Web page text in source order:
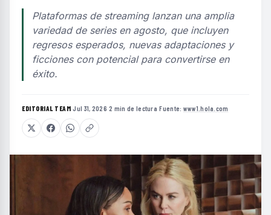
Plataformas de streaming lanzan una amplia
variedad de series en agosto, que incluyen
regresos esperados, nuevas adaptaciones y
ficciones con potencial para convertirse en
éxito.
EDITORIAL TEAM·Jul 31, 2026·2 min de lectura·Fuente: www1.hola.com